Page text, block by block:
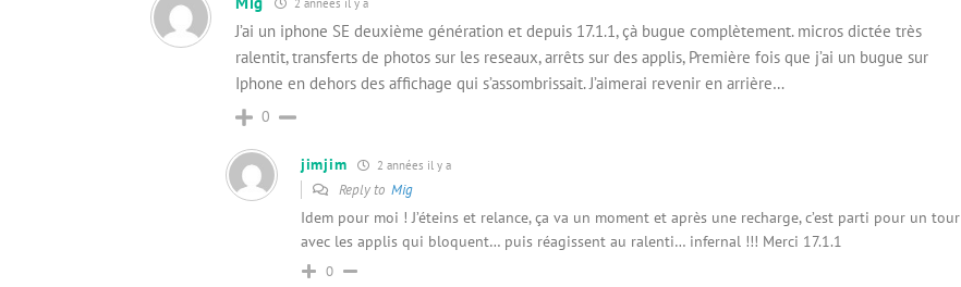
J’ai un iphone SE deuxième génération et depuis 17.1.1, çà bugue complètement. micros dictée très
ralentit, transferts de photos sur les reseaux, arrêts sur des applis, Première fois que j’ai un bugue sur
Iphone en dehors des affichage qui s’assombrissait. J’aimerai revenir en arrière…
0
jimjim 2 années il y a
Reply to Mig
Idem pour moi ! J’éteins et relance, ça va un moment et après une recharge, c’est parti pour un tour
avec les applis qui bloquent… puis réagissent au ralenti… infernal !!! Merci 17.1.1
0